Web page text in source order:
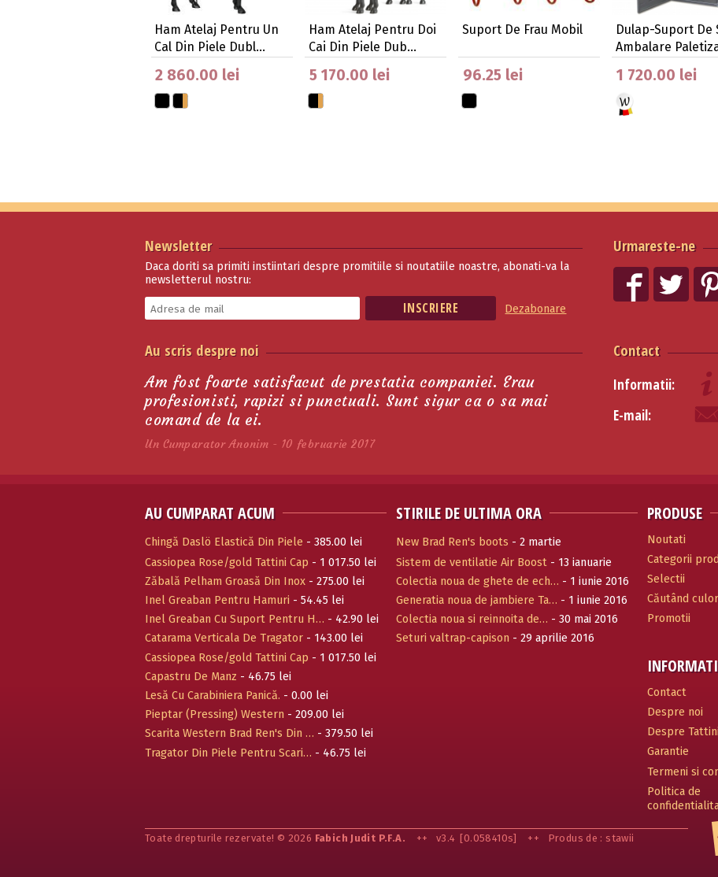
Ham Atelaj Pentru Un
Cal Din Piele Dubl…
2 860.00 lei
Ham Atelaj Pentru Doi
Cai Din Piele Dub…
5 170.00 lei
Suport De Frau Mobil
96.25 lei
Dulap-Suport De
Ambalare
1 720.00 lei
Harnasamente
47.85 lei
Urmareste-ne
Newsletter
Daca doriti sa primiti instiintari despre promitiile si noutatiile noastre, abonati-va la
newsletterul nostru:
Dezabonare
Contact
Informatii:
E-mail:
Au scris despre noi
Am fost foarte satisfacut de prestatia companiei. Erau
profesionisti, rapizi si punctuali. Sunt sigur ca o sa mai
comand de la ei.
Un Cumparator Anonim - 10 februarie 2017
AU CUMPARAT ACUM
Chingă Daslö Elastică Din Piele - 385.00 lei
Cassiopea Rose/gold Tattini Cap - 1 017.50 lei
Zăbală Pelham Groasă Din Inox - 275.00 lei
Inel Greaban Pentru Hamuri - 54.45 lei
Inel Greaban Cu Suport Pentru H… - 42.90 lei
Catarama Verticala De Tragator - 143.00 lei
Cassiopea Rose/gold Tattini Cap - 1 017.50 lei
Capastru De Manz - 46.75 lei
Lesă Cu Carabiniera Panică. - 0.00 lei
Pieptar (Pressing) Western - 209.00 lei
Scarita Western Brad Ren's Din … - 379.50 lei
Tragator Din Piele Pentru Scari… - 46.75 lei
STIRILE DE ULTIMA ORA
New Brad Ren's boots - 2 martie
Sistem de ventilatie Air Boost- 13 ianuarie
2017
Colectia noua de ghete de ech… - 1 iunie 2016
Generatia noua de jambiere Ta… - 1 iunie 2016
Colectia noua si reinnoita de… - 30 mai 2016
Seturi valtrap-capison - 29 aprilie 2016
PRODUSE
Noutati
Categorii
Selectii
Căutând
Promotii
Contact
Despre noi
Despre Tattini
Garantie
Termeni si
Politica de
Toate drepturile rezervate! © 2026 Fabich Judit P.F.A. ++ v3.4 [0.058410s] ++ Produs de : stawii